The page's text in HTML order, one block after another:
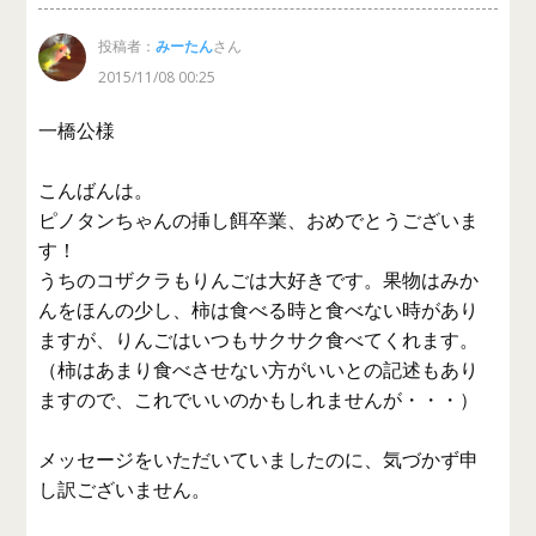
投稿者：みーたんさん
2015/11/08 00:25
一橋公様
こんばんは。
ピノタンちゃんの挿し餌卒業、おめでとうございま
す！
うちのコザクラもりんごは大好きです。果物はみか
んをほんの少し、柿は食べる時と食べない時があり
ますが、りんごはいつもサクサク食べてくれます。
（柿はあまり食べさせない方がいいとの記述もあり
ますので、これでいいのかもしれませんが・・・）
メッセージをいただいていましたのに、気づかず申
し訳ございません。